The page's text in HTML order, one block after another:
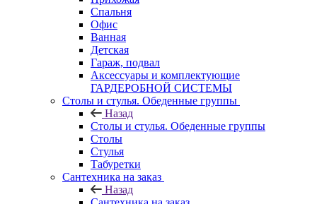
Спальня
Офис
Ванная
Детская
Гараж, подвал
Аксессуары и комплектующие
ГАРДЕРОБНОЙ СИСТЕМЫ
Столы и стулья. Обеденные группы
Назад
Столы и стулья. Обеденные группы
Столы
Стулья
Табуретки
Сантехника на заказ
Назад